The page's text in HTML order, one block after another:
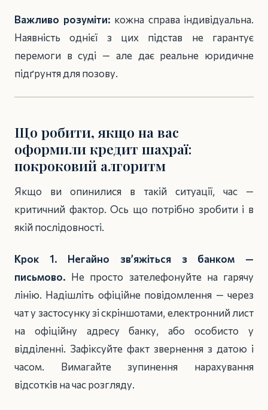
Важливо розуміти: кожна справа індивідуальна.
Наявність однієї з цих підстав не гарантує
перемоги в суді — але дає реальне юридичне
підґрунтя для позову.
Що робити, якщо на вас
оформили кредит шахраї:
покроковий алгоритм
Якщо ви опинилися в такій ситуації, час —
критичний фактор. Ось що потрібно зробити і в
якій послідовності.
Крок 1. Негайно зв’яжіться з банком —
письмово. Не просто зателефонуйте на гарячу
лінію. Надішліть офіційне повідомлення — через
чат у застосунку зі скріншотами, електронний лист
на офіційну адресу банку, або особисто у
відділенні. Зафіксуйте факт звернення з датою і
часом. Вимагайте зупинення нарахування
відсотків на час розгляду.